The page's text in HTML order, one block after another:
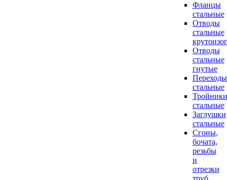
Фланцы
стальные
Отводы
стальные
Отводы
стальные
гнутые
Переходы
стальные
Тройники
стальные
Заглушки
стальные
Сгоны,
бочата,
резьбы
и
отрезки
труб